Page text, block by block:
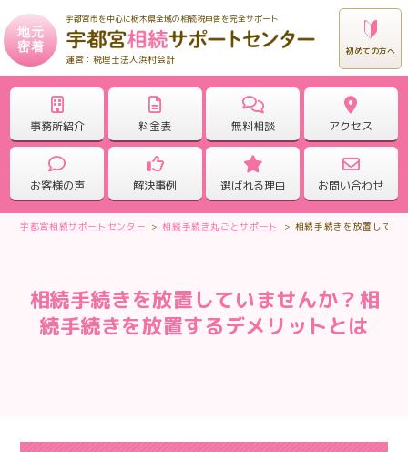
宇都宮市を中心に栃木県全域の相続税申告を完全サポート
地元
密着
税理士法人浜村会計
初めての方へ
事務所紹介 料金表 無料相談 アクセス
お客様の声 解決事例 選ばれる理由 お問い合わせ
宇都宮相続サポートセンター >相続手続き丸ごとサポート >相続手続きを放置してい
相続手続きを放置していませんか？相
続手続きを放置するデメリットとは